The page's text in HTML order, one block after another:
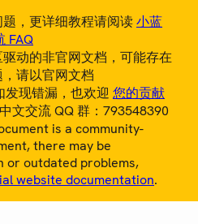
，更详细教程请阅读小蓝
FAQ
动的非官网文档，可能存在
请以官网文档
发现错漏，也欢迎 您的贡献
文交流 QQ 群：793548390
is a community-
there may be
or outdated problems,
website documentation.